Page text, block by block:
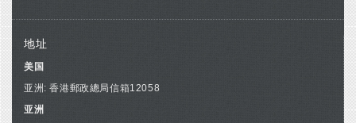
地址
美国
亚洲: 香港郵政總局信箱12058
亚洲